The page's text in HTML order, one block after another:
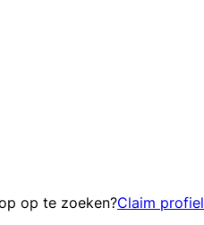
op te zoeken?Claim profiel